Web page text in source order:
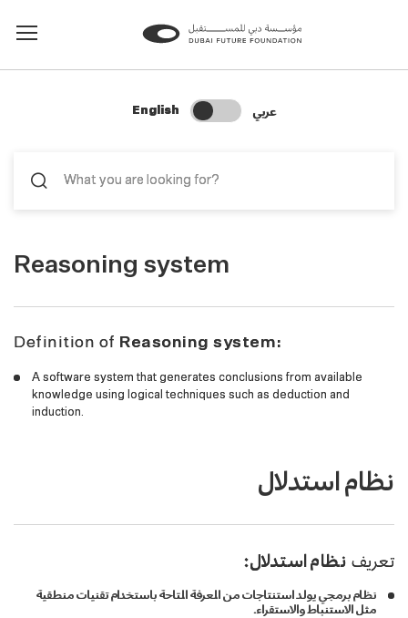
English Change Search Language
عربي
Reasoning system
Definition of Reasoning system:
A software system that generates conclusions from available
knowledge using logical techniques such as deduction and
induction.
نظام استدلال
تعريف نظام استدلال:
نظام برمجي يولد استنتاجات من المعرفة المتاحة باستخدام تقنيات منطقية
مثل الاستنباط والاستقراء.